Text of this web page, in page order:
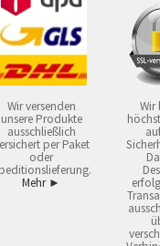
Wir versenden
unsere Produkte
ausschließlich
per Paket
oder
Mehr ►
Wir